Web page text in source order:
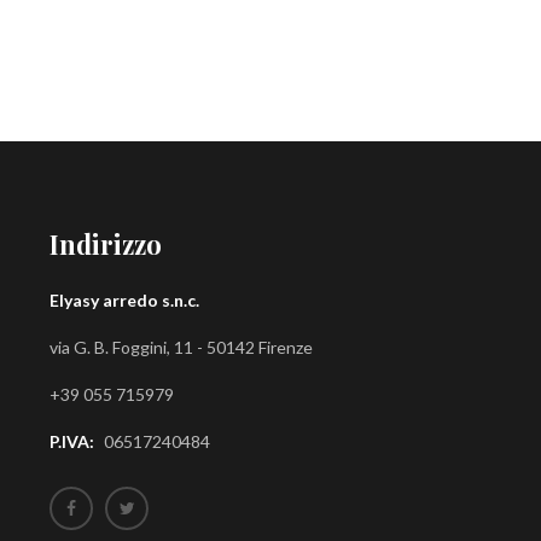
Indirizzo
Elyasy arredo s.n.c.
via G. B. Foggini, 11 - 50142 Firenze
+39 055 715979
P.IVA: 06517240484